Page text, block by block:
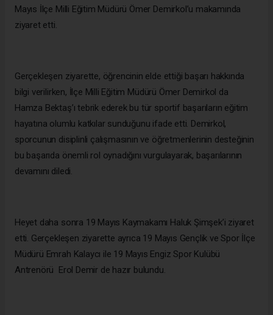
Mayıs İlçe Milli Eğitim Müdürü Ömer Demirkol’u makamında
ziyaret etti.
Gerçekleşen ziyarette, öğrencinin elde ettiği başarı hakkında
bilgi verilirken, İlçe Milli Eğitim Müdürü Ömer Demirkol da
Hamza Bektaş’ı tebrik ederek bu tür sportif başarıların eğitim
hayatına olumlu katkılar sunduğunu ifade etti. Demirkol,
sporcunun disiplinli çalışmasının ve öğretmenlerinin desteğinin
bu başarıda önemli rol oynadığını vurgulayarak, başarılarının
devamını diledi.
Heyet daha sonra 19 Mayıs Kaymakamı Haluk Şimşek’i ziyaret
etti. Gerçekleşen ziyarette ayrıca 19 Mayıs Gençlik ve Spor İlçe
Müdürü Emrah Kalaycı ile 19 Mayıs Engiz Spor Kulübü
Antrenörü Erol Demir de hazır bulundu.